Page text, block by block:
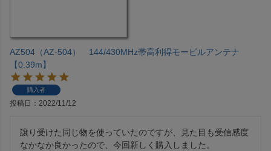
AZ504（AZ-504） 144/430MHz帯高利得モービルアンテナ
【0.39m】
購入者
投稿日 2022/11/12
譲り受けた同じ物を使っていたのですが、見た目も受信感度
なかなか良かったので、今回新しく購入しました。